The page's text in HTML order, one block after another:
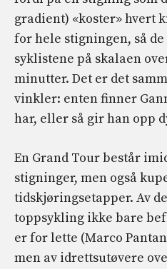
gradient) «koster» hvert
for hele stigningen, så
syklistene på skalaen
minutter. Det er det
vinkler: enten finner
har, eller så gir han opp
En Grand Tour består
stigninger, men også
tidskjøringsetapper. Av
toppsykling ikke bare
er for lette (Marco
men av idrettsutøvere